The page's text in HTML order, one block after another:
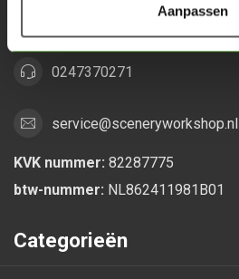
Aanpassen
0247370271
service@sceneryworkshop.nl
KVK nummer: 82287775
btw-nummer: NL862411981B01
Categorieën